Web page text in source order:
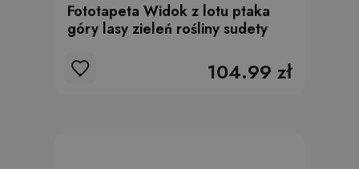
Fototapeta Widok z lotu ptaka
góry lasy zieleń rośliny sudety
104.99 zł